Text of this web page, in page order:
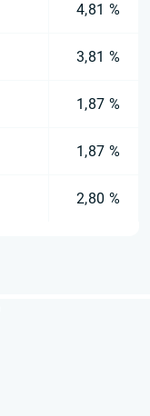
4,81 %
3,81 %
1,87 %
1,87 %
2,80 %